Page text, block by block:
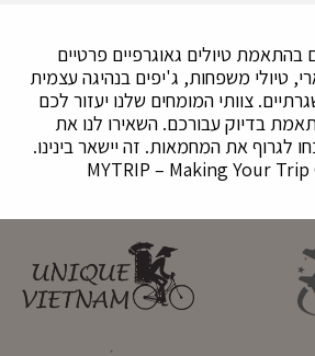
בהתאמת טיולים גאוגרפיים פרטיים
טיולי משפחות, ג'יפים בנהיגה עצמית
צוותי המומחים שלנו יעזור לכם
בדיוק עבורכם. השאירו לנו את
לגרוף את המחמאות. זה יישאר בינינו.
MYTRIP – Making Your